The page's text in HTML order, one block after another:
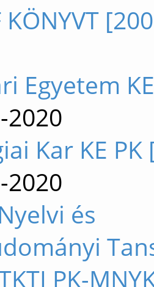
KÖNYVT
Egyetem
2020
Kar KE PK
2020
és
PK-